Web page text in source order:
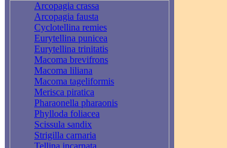
Arcopagia crassa
Arcopagia fausta
Cyclotellina remies
Eurytellina punicea
Eurytellina trinitatis
Macoma brevifrons
Macoma liliana
Macoma tageliformis
Merisca piratica
Pharaonella pharaonis
Phylloda foliacea
Scissula sandix
Strigilla carnaria